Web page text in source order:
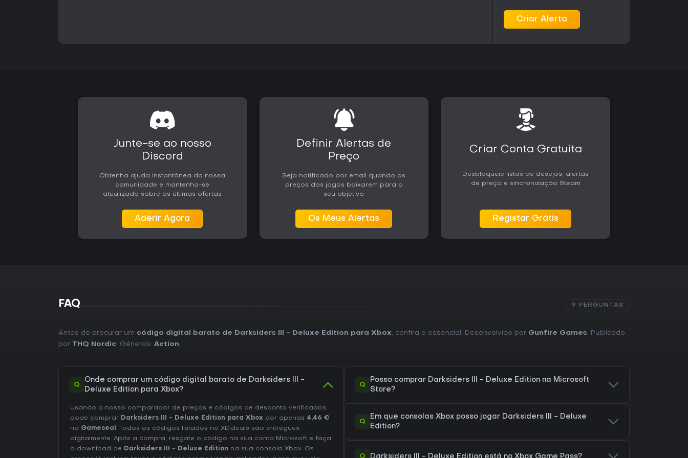
Criar Alerta
Junte-se ao nosso
Discord
Obtenha ajuda instantânea da nossa
comunidade e mantenha-se
atualizado sobre as últimas ofertas
Aderir Agora
Definir Alertas de
Preço
Seja notificado por email quando os
preços dos jogos baixarem para o
seu objetivo
Os Meus Alertas
Criar Conta Gratuita
Desbloqueie listas de desejos, alertas
de preço e sincronização Steam
Registar Grátis
FAQ 9 PERGUNTAS
Antes de procurar um código digital barato de Darksiders III - Deluxe Edition para Xbox, confira o essencial. Desenvolvido por Gunfire Games. Publicado
por THQ Nordic. Géneros: Action.
Q
Onde comprar um código digital barato de Darksiders III -
Deluxe Edition para Xbox?
Usando o nosso comparador de preços e códigos de desconto verificados,
pode comprar Darksiders III - Deluxe Edition para Xbox por apenas 4,46 €
na Gameseal . Todos os códigos listados no XD.deals são entregues
digitalmente. Após a compra, resgate o código na sua conta Microsoft e faça
o download de Darksiders III - Deluxe Edition na sua consola Xbox. Os
Q
Posso comprar Darksiders III - Deluxe Edition na Microsoft
Store?
Q
Em que consolas Xbox posso jogar Darksiders III - Deluxe
Edition?
Q Darksiders III - Deluxe Edition está no Xbox Game Pass?